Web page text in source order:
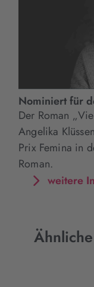
Nominiert für
Der Roman
Angelika
Prix Femina in
Roman.
weitere